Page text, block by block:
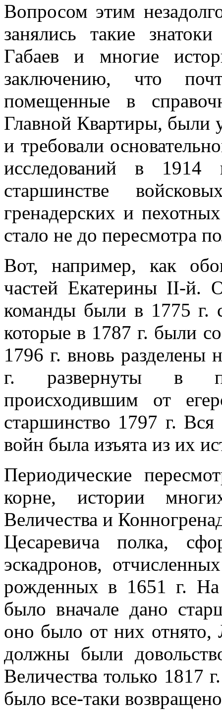
Вопросом этим
занялись такие
Габаев и многие
заключению, что
помещенные в
Главной Кварти­ры, были
и тре­бовали
исследований в
старшинстве
гренадерских и
стало не до пересмотра
Вот, например, как
частей Екатерины II-й.
команды были в 1775 г.
которые в 1787 г. бы­ли
1796 г. вновь разделены
г. развернуты в
происходившим от
старшинство 1797 г. Вся
войн была изъята из их
Периодические
корне, истории
Величества и
Цесаревича полка,
эскадронов,
рожден­ных в 1651 г.
было вначале дано
оно было от них
должны были
Величества только 1817
было все-таки